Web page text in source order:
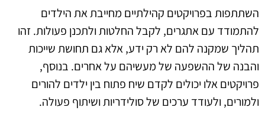
השתתפות בפרויקטים קהילתיים מחייבת את הילדים
להתמודד עם אתגרים, לקבל החלטות ולתכנן פעולות. זהו
תהליך שמקנה להם לא רק ידע, אלא גם תחושת שייכות
והבנה של ההשפעה של מעשיהם על אחרים. בנוסף,
פרויקטים אלו יכולים לקדם שיח פתוח בין ילדים להורים
ולמורים, ולעודד ערכים של סולידריות ושיתוף פעולה.